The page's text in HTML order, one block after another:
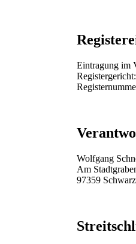
Eintragung im
Wolfgang
Am
97359